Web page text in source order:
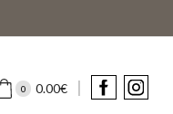
0 0.00€